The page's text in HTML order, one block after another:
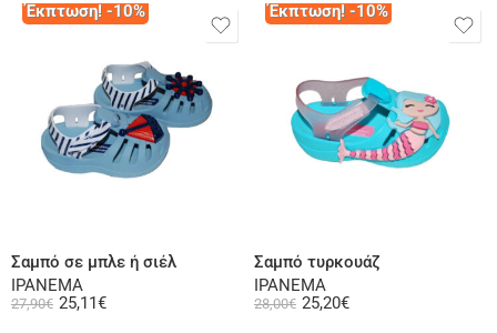
Έκπτωση! -10%
Σαμπό σε μπλε ή σιέλ
IPANEMA
27,90€ 25,11€
Έκπτωση! -10%
Σαμπό τυρκουάζ
IPANEMA
28,00€ 25,20€